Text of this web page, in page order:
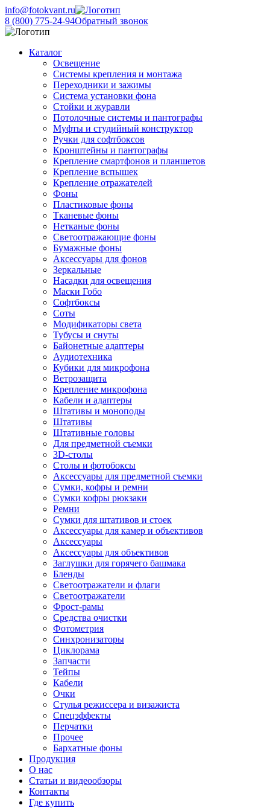
info@fotokvant.ru
8 (800) 775-24-94Обратный звонок
Каталог
Освещение
Системы крепления и монтажа
Переходники и зажимы
Система установки фона
Стойки и журавли
Потолочные системы и пантографы
Муфты и студийный конструктор
Ручки для софтбоксов
Кронштейны и пантографы
Крепление смартфонов и планшетов
Крепление вспышек
Крепление отражателей
Фоны
Пластиковые фоны
Тканевые фоны
Нетканые фоны
Светоотражающие фоны
Бумажные фоны
Аксессуары для фонов
Зеркальные
Насадки для освещения
Маски Гобо
Софтбоксы
Соты
Модификаторы света
Тубусы и снуты
Байонетные адаптеры
Аудиотехника
Кубики для микрофона
Ветрозащита
Крепление микрофона
Кабели и адаптеры
Штативы и моноподы
Штативы
Штативные головы
Для предметной съемки
3D-столы
Столы и фотобоксы
Аксессуары для предметной съемки
Сумки, кофры и ремни
Сумки кофры рюкзаки
Ремни
Сумки для штативов и стоек
Аксессуары для камер и объективов
Аксессуары
Аксессуары для объективов
Заглушки для горячего башмака
Бленды
Светоотражатели и флаги
Светоотражатели
Фрост-рамы
Средства очистки
Фотометрия
Синхронизаторы
Циклорама
Запчасти
Тейпы
Кабели
Очки
Стулья режиссера и визажиста
Спецэффекты
Перчатки
Прочее
Бархатные фоны
Продукция
О нас
Статьи и видеообзоры
Контакты
Где купить